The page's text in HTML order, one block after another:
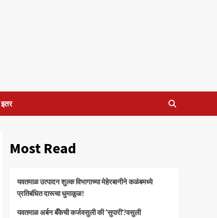
इतर
Most Read
यवतमाळ उत्पादन शुल्क विभागाच्या मेहेरबानीने कळंबमध्ये
प्रतिबंधित दारूचा धुमाकूळ!
​यवतमाळ अर्बन बँकेची कर्जवसुली की ‘सुपारी’?वसुली